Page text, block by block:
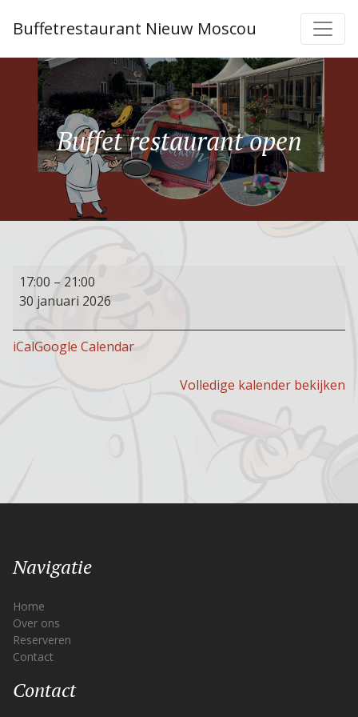
Buffetrestaurant Nieuw Moscou
Buffet restaurant open
Buffet
restaurant
open
17:00 – 21:00
30 januari 2026
iCalGoogle Calendar
Volledige kalender bekijken
Navigatie
Home
Over ons
Reserveren
Contact
Contact